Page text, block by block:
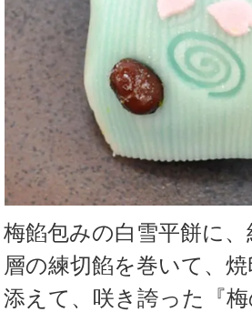
梅餡包みの白雪平餅に
層の練切餡を巻いて、
添えて、咲き誇った『